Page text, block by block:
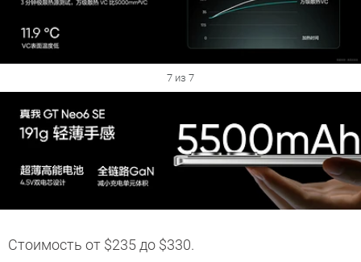
7 из 7
Стоимость от $235 до $330.